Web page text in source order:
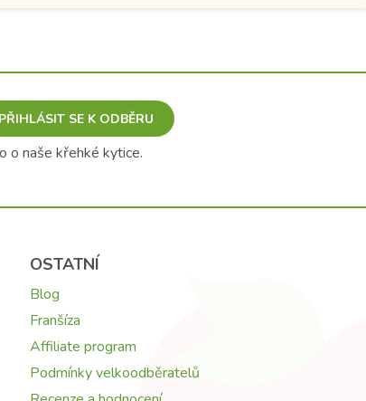
PŘIHLÁSIT SE K ODBĚRU
o naše křehké kytice.
OSTATNÍ
Blog
Franšíza
Affiliate program
Podmínky velkoodběratelů